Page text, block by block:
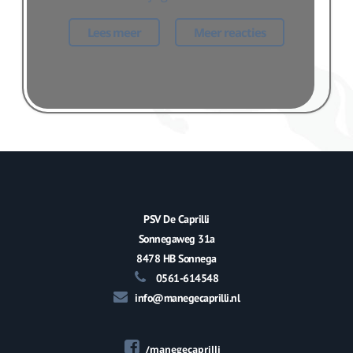
Lees meer Meer reacties
PSV De Caprilli
Sonnegaweg 31a
8478 HB Sonnega
0561-614548
info@manegecaprilli.nl
/manegecaprilli